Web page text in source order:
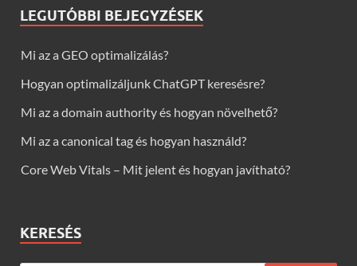
LEGUTÓBBI BEJEGYZÉSEK
Mi az a GEO optimalizálás?
Hogyan optimalizáljunk ChatGPT keresésre?
Mi az a domain authority és hogyan növelhető?
Mi az a canonical tag és hogyan használd?
Core Web Vitals – Mit jelent és hogyan javítható?
KERESÉS